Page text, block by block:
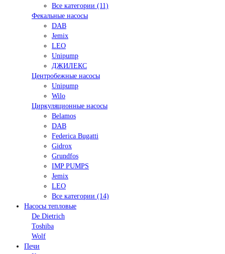
Все категории (11)
Фекальные насосы
DAB
Jemix
LEO
Unipump
ДЖИЛЕКС
Центробежные насосы
Unipump
Wilo
Циркуляционные насосы
Belamos
DAB
Federica Bugatti
Gidrox
Grundfos
IMP PUMPS
Jemix
LEO
Все категории (14)
Насосы тепловые
De Dietrich
Toshiba
Wolf
Печи